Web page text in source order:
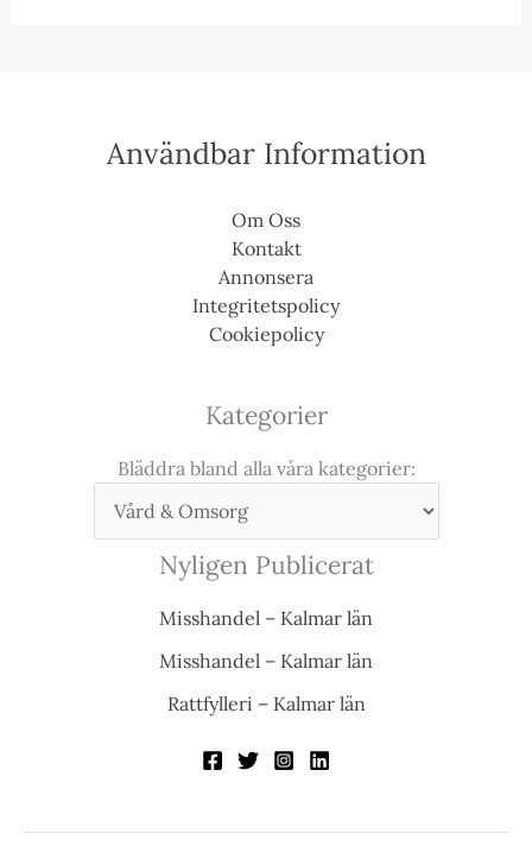
Användbar Information
Om Oss
Kontakt
Annonsera
Integritetspolicy
Cookiepolicy
Kategorier
Bläddra bland alla våra kategorier:
Nyligen Publicerat
Misshandel – Kalmar län
Misshandel – Kalmar län
Rattfylleri – Kalmar län